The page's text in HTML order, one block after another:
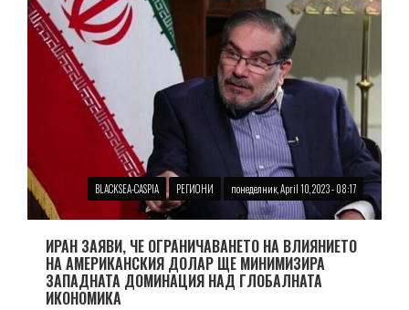
BLACKSEA-CASPIA РЕГИОНИ понеделник, April 10, 2023 - 08:17
ИРАН ЗАЯВИ, ЧЕ ОГРАНИЧАВАНЕТО НА ВЛИЯНИЕТО
НА АМЕРИКАНСКИЯ ДОЛАР ЩЕ МИНИМИЗИРА
ЗАПАДНАТА ДОМИНАЦИЯ НАД ГЛОБАЛНАТА
ИКОНОМИКА